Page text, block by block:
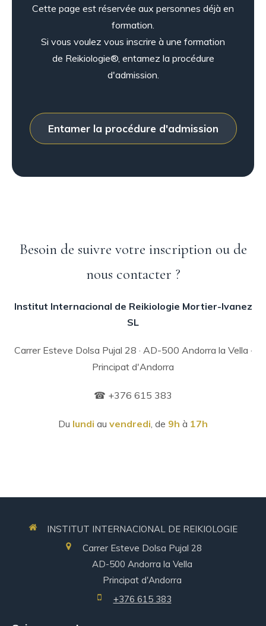
Cette page est réservée aux personnes déjà en
formation.
Si vous voulez vous inscrire à une formation
de Reikiologie®, entamez la procédure
d'admission.
Entamer la procédure d'admission
Besoin de suivre votre inscription ou de
nous contacter ?
Institut Internacional de Reikiologie Mortier-Ivanez
SL
Carrer Esteve Dolsa Pujal 28 · AD-500 Andorra la Vella ·
Principat d'Andorra
☎ +376 615 383
Du lundi au vendredi, de 9h à 17h
INSTITUT INTERNACIONAL DE REIKIOLOGIE
Carrer Esteve Dolsa Pujal 28
AD-500 Andorra la Vella
Principat d'Andorra
+376 615 383